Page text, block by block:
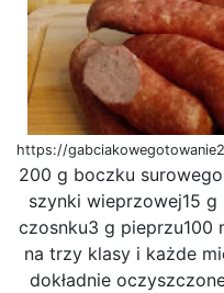
https://
200 g boczku
szynki wieprzowej15
czosnku3 g pieprzu100
na trzy klasy i każde
dokładnie